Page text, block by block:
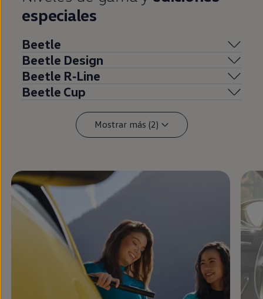
especiales
Beetle
Beetle Design
Beetle R‑Line
Beetle Cup
Mostrar más (2)
Enable fullscreen mode